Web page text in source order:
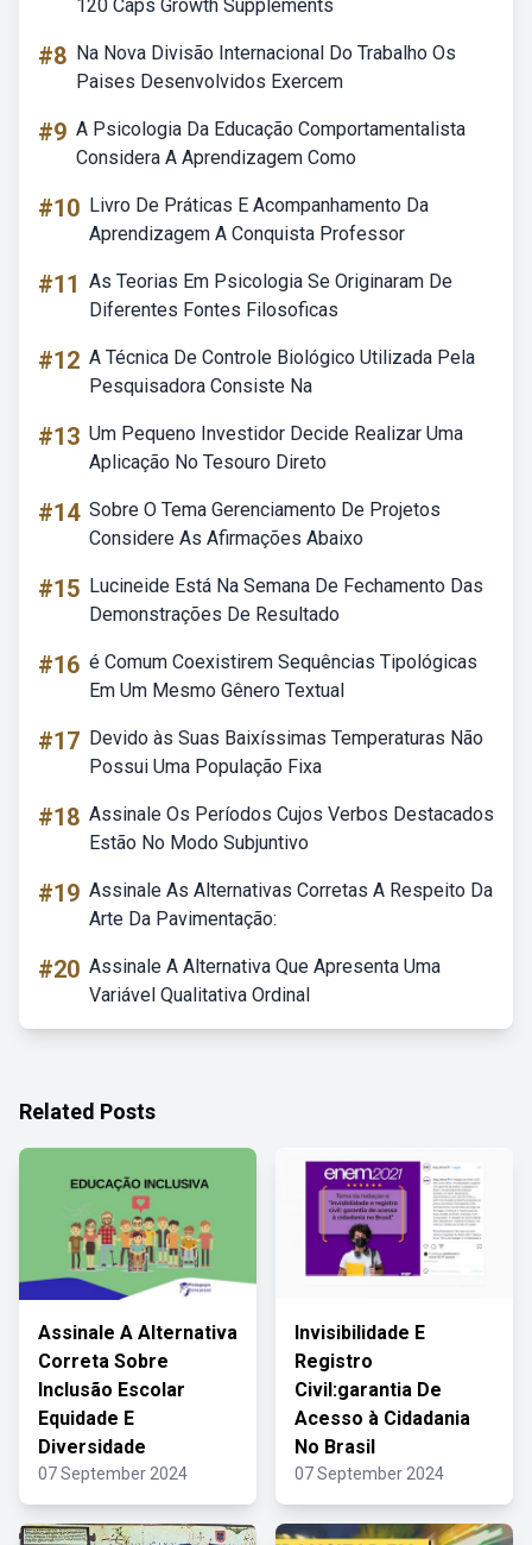
120 Caps Growth Supplements
#8 Na Nova Divisão Internacional Do Trabalho Os
Paises Desenvolvidos Exercem
#9 A Psicologia Da Educação Comportamentalista
Considera A Aprendizagem Como
#10 Livro De Práticas E Acompanhamento Da
Aprendizagem A Conquista Professor
#11 As Teorias Em Psicologia Se Originaram De
Diferentes Fontes Filosoficas
#12 A Técnica De Controle Biológico Utilizada Pela
Pesquisadora Consiste Na
#13 Um Pequeno Investidor Decide Realizar Uma
Aplicação No Tesouro Direto
#14 Sobre O Tema Gerenciamento De Projetos
Considere As Afirmações Abaixo
#15 Lucineide Está Na Semana De Fechamento Das
Demonstrações De Resultado
#16 é Comum Coexistirem Sequências Tipológicas
Em Um Mesmo Gênero Textual
#17 Devido às Suas Baixíssimas Temperaturas Não
Possui Uma População Fixa
#18 Assinale Os Períodos Cujos Verbos Destacados
Estão No Modo Subjuntivo
#19 Assinale As Alternativas Corretas A Respeito Da
Arte Da Pavimentação:
#20 Assinale A Alternativa Que Apresenta Uma
Variável Qualitativa Ordinal
Related Posts
Assinale A Alternativa
Correta Sobre
Inclusão Escolar
Equidade E
Diversidade
07 September 2024
Invisibilidade E
Registro
Civil:garantia De
Acesso à Cidadania
No Brasil
07 September 2024